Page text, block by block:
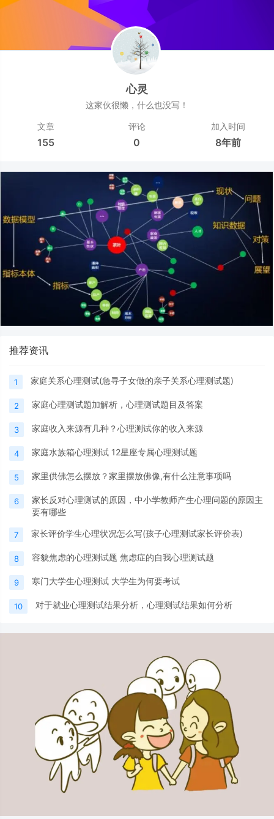
心灵
这家伙很懒，什么也没写！
文章
155
评论
0
加入时间
8年前
推荐资讯
1 家庭关系心理测试(急寻子女做的亲子关系心理测试题)
2 家庭心理测试题加解析，心理测试题目及答案
3 家庭收入来源有几种？心理测试你的收入来源
4 家庭水族箱心理测试 12星座专属心理测试题
5 家里供佛怎么摆放？家里摆放佛像,有什么注意事项吗
6
家长反对心理测试的原因，中小学教师产生心理问题的原因主
要有哪些
7 家长评价学生心理状况怎么写(孩子心理测试家长评价表)
8 容貌焦虑的心理测试题 焦虑症的自我心理测试题
9 寒门大学生心理测试 大学生为何要考试
10 对于就业心理测试结果分析，心理测试结果如何分析